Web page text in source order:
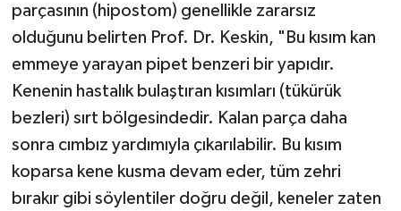
parçasının (hipostom) genellikle zararsız
olduğunu belirten Prof. Dr. Keskin, "Bu kısım kan
emmeye yarayan pipet benzeri bir yapıdır.
Kenenin hastalık bulaştıran kısımları (tükürük
bezleri) sırt bölgesindedir. Kalan parça daha
sonra cımbız yardımıyla çıkarılabilir. Bu kısım
koparsa kene kusma devam eder, tüm zehri
bırakır gibi söylentiler doğru değil, keneler zaten